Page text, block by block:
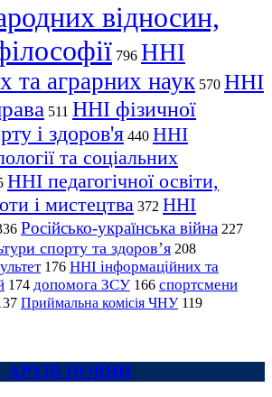
відносин,
796 ННІ
та аграрних наук 570 ННІ
511 ННІ фізичної
і здоров'я 440 ННІ
та соціальних
ННІ педагогічної освіти,
і мистецтва 372 ННІ
Російсько-українська війна 227
спорту та здоров’я 208
176 ННІ інформаційних та
174 допомога ЗСУ 166 спортсмени
Приймальна комісія ЧНУ 119
АРХІВ НОВИН